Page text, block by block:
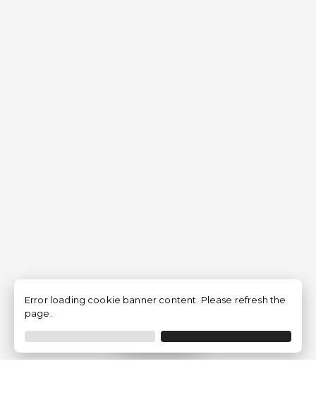
Filtro
Error loading cookie banner content. Please refresh the
page.